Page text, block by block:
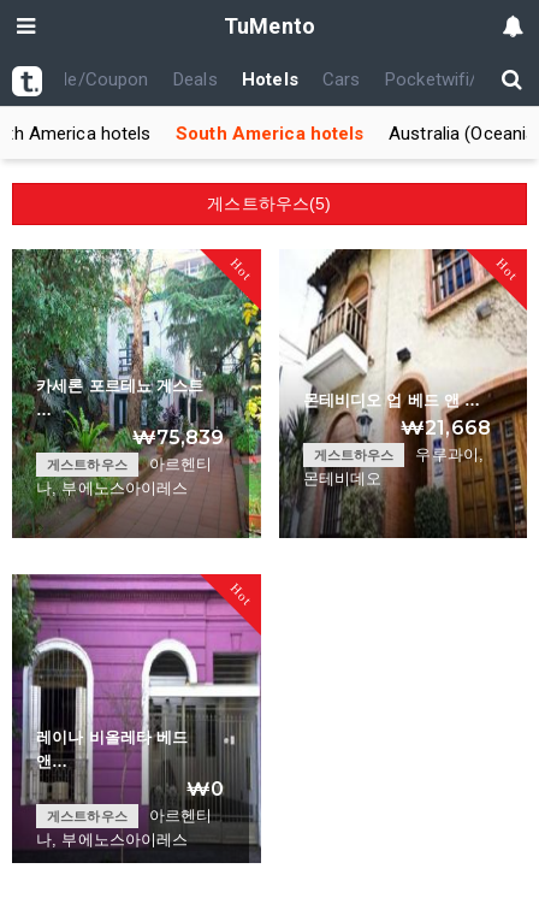
TuMento
Code/Coupon Deals Hotels Cars Pocketwifi/USIM
America hotels South America hotels Australia
게스트하우스(5)
Hot
카세론 포르테뇨 게스트
…
₩75,839
게스트하우스
아르헨티
나, 부에노스아이레스
+
Hot
몬테비디오 업 베드 앤 …
₩21,668
게스트하우스
우루과이,
몬테비데오
Hot
레이나 비올레타 베드
앤…
₩0
게스트하우스
아르헨티
나, 부에노스아이레스